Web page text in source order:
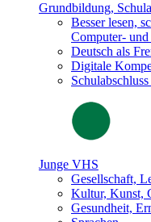
Grundbildung,
Besser lesen,
Computer-
Deutsch als
Digitale
Junge VHS
Gesellschaft,
Kultur, Kunst,
Gesundheit,